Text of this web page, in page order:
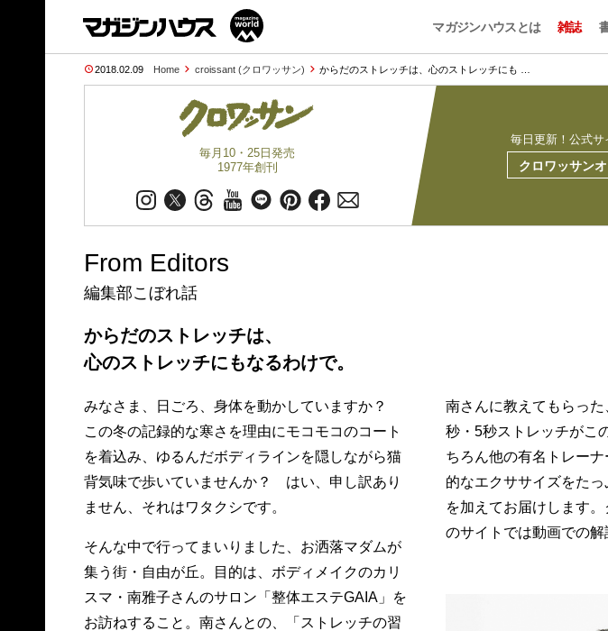
マガジンハウスとは 雑誌
2018.02.09 Home croissant (クロワッサン) からだのストレッチは、心のストレッチにも …
毎月10・25日発売
1977年創刊
毎日更新！公式サ
クロワッサン
From Editors
編集部こぼれ話
からだのストレッチは、
心のストレッチにもなるわけで。
みなさま、日ごろ、身体を動かしていますか？
この冬の記録的な寒さを理由にモコモコのコート
を着込み、ゆるんだボディラインを隠しながら猫
背気味で歩いていませんか？ はい、申し訳あり
ません、それはワタクシです。
そんな中で行ってまいりました、お洒落マダムが
集う街・自由が丘。目的は、ボディメイクのカリ
スマ・南雅子さんのサロン「整体エステGAIA」を
お訪ねすること。南さんとの、「ストレッチの習
南さんに教えてもらっ
秒・5秒ストレッチがこ
ちろん他の有名トレー
的なエクササイズをた
を加えてお届けします
のサイトでは動画での解